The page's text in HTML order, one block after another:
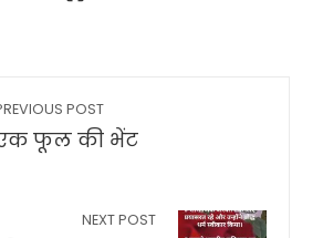
POST
फूल की भेंट
NEXT POST